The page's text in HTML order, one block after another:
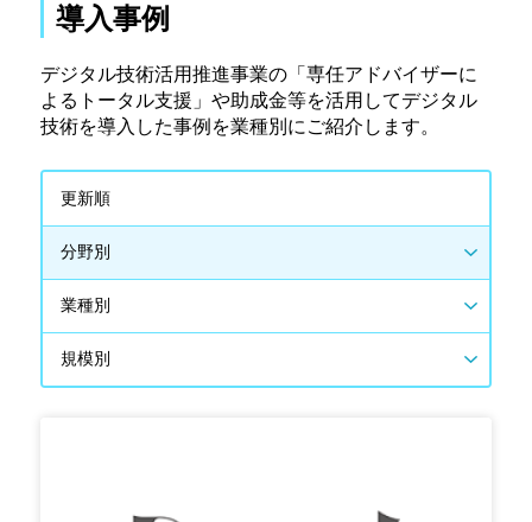
導入事例
デジタル技術活用推進事業の「専任アドバイザーに
よるトータル支援」や助成金等を活用してデジタル
技術を導入した事例を業種別にご紹介します。
更新順
分野別
業種別
規模別